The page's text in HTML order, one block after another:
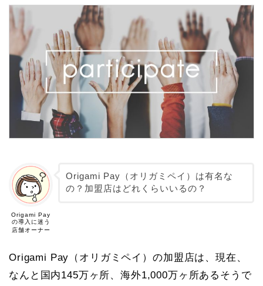
Origami Pay
の導入に迷う
店舗オーナー
Origami Pay（オリガミペイ）は有名な
の？加盟店はどれくらいいるの？
Origami Pay （オリガミペイ） の加盟店は、現在、
なんと国内145万ヶ所、海外1,000万ヶ所あるそうで